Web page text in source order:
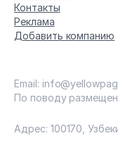
Контакты
Реклама
Добавить компанию
Email:
По поводу
Адрес: 100170,